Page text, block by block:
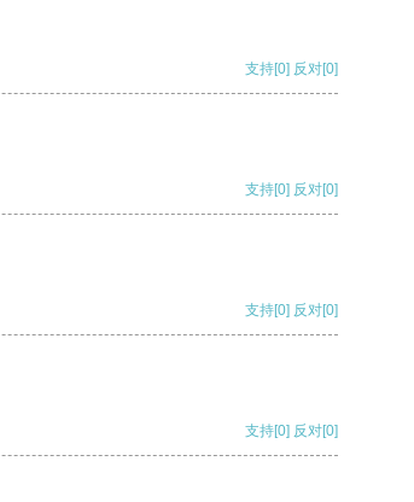
支持[0] 反对[0]
支持[0] 反对[0]
支持[0] 反对[0]
支持[0] 反对[0]